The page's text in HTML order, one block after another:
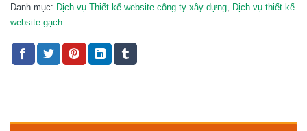
Danh mục: Dịch vụ Thiết kế website công ty xây dựng
Dịch vụ thiết kế
website gạch